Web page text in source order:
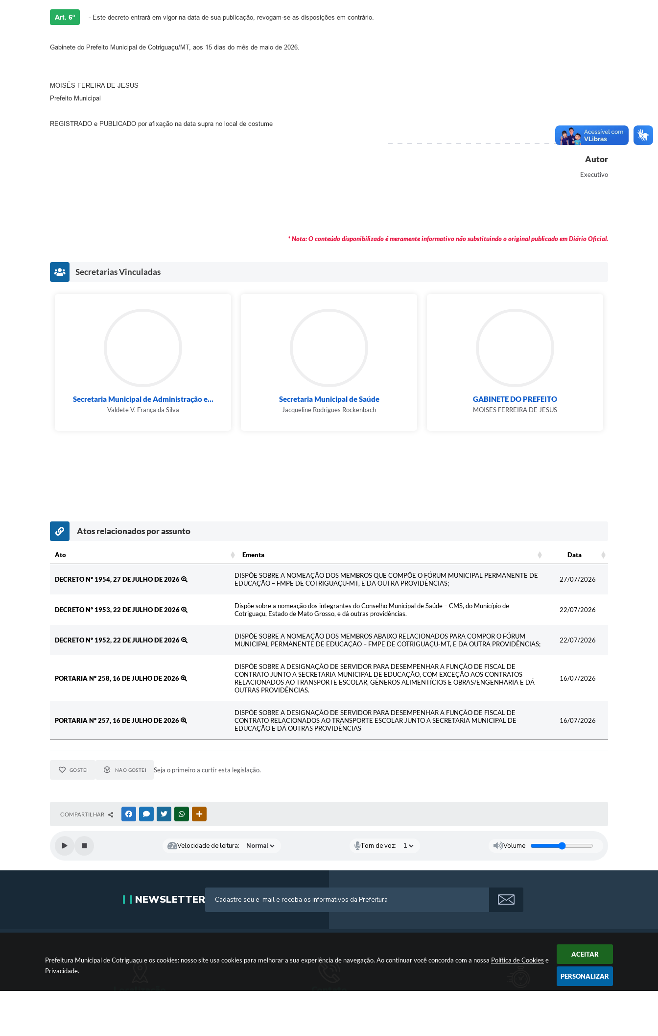
Prefeitura Municipal de Cotriguaçu e os cookies: nosso site usa cookies para melhorar a sua experiência de navegação. Ao continuar você concorda com a nossa Política de Cookies e
Privacidade.
ACEITAR
PERSONALIZAR
Art. 6º - Este decreto entrará em vigor na data de sua publicação, revogam-se as disposições em contrário.
Gabinete do Prefeito Municipal de Cotriguaçu/MT, aos 15 dias do mês de maio de 2026.
MOISÉS FEREIRA DE JESUS
Prefeito Municipal
REGISTRADO e PUBLICADO por afixação na data supra no local de costume
Autor
Executivo
* Nota: O conteúdo disponibilizado é meramente informativo não substituindo o original publicado em Diário Oficial.
Secretarias Vinculadas
Secretaria Municipal de Administração e...
Valdete V. França da Silva
Secretaria Municipal de Saúde
Jacqueline Rodrigues Rockenbach
GABINETE DO PREFEITO
MOISES FERREIRA DE JESUS
Atos relacionados por assunto
Ato Ementa
Data
DECRETO Nº 1954, 27 DE JULHO DE 2026
DISPÕE SOBRE A NOMEAÇÃO DOS MEMBROS QUE COMPÕE O FÓRUM MUNICIPAL PERMANENTE DE
EDUCAÇÃO – FMPE DE COTRIGUAÇU-MT, E DA OUTRA PROVIDÊNCIAS;
27/07/2026
DECRETO Nº 1953, 22 DE JULHO DE 2026
Dispõe sobre a nomeação dos integrantes do Conselho Municipal de Saúde – CMS, do Município de
Cotriguaçu, Estado de Mato Grosso, e dá outras providências.
22/07/2026
DECRETO Nº 1952, 22 DE JULHO DE 2026
DISPÕE SOBRE A NOMEAÇÃO DOS MEMBROS ABAIXO RELACIONADOS PARA COMPOR O FÓRUM
MUNICIPAL PERMANENTE DE EDUCAÇÃO – FMPE DE COTRIGUAÇU-MT, E DA OUTRA PROVIDÊNCIAS;
22/07/2026
PORTARIA Nº 258, 16 DE JULHO DE 2026
DISPÕE SOBRE A DESIGNAÇÃO DE SERVIDOR PARA DESEMPENHAR A FUNÇÃO DE FISCAL DE
CONTRATO JUNTO A SECRETARIA MUNICIPAL DE EDUCAÇÃO, COM EXCEÇÃO AOS CONTRATOS
RELACIONADOS AO TRANSPORTE ESCOLAR, GÊNEROS ALIMENTÍCIOS E OBRAS/ENGENHARIA E DÁ
OUTRAS PROVIDÊNCIAS.
16/07/2026
PORTARIA Nº 257, 16 DE JULHO DE 2026
DISPÕE SOBRE A DESIGNAÇÃO DE SERVIDOR PARA DESEMPENHAR A FUNÇÃO DE FISCAL DE
CONTRATO RELACIONADOS AO TRANSPORTE ESCOLAR JUNTO A SECRETARIA MUNICIPAL DE
EDUCAÇÃO E DÁ OUTRAS PROVIDÊNCIAS
16/07/2026
GOSTEI NÃO GOSTEI Seja o primeiro a curtir esta legislação.
COMPARTILHAR FACEBOOKMESSENGER
TWITTERWHATSAPP
Velocidade de leitura: Tom de voz: Volume
NEWSLETTER
Localização Contato Atendimento